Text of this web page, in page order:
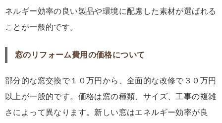
ネルギー効率の良い製品や環境に配慮した素材が選ばれる
ことが一般的です。
窓のリフォーム費用の価格について
部分的な窓交換で１０万円から、全面的な改修で３０万円
以上が一般的です。価格は窓の種類、サイズ、工事の複雑
さによって異なります。新しい窓はエネルギー効率が良